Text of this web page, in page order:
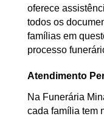
oferece
todos os
famílias em
processo
Atendimento
Na Funerária
cada família tem